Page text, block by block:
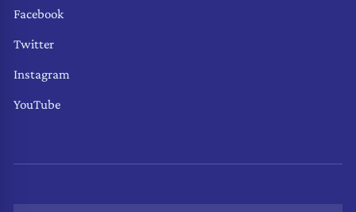
Facebook
Twitter
Instagram
YouTube